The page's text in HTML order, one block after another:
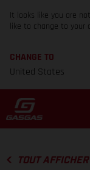
It looks like you are
like to change to your
CHANGE TO
United States
TOUT AFFICHER